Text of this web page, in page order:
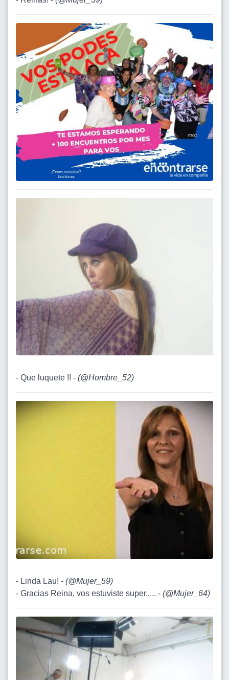
- Que luquete !! - (@Hombre_52)
- Linda Lau! - (@Mujer_59)
- Gracias Reina, vos estuviste super..... - (@Mujer_64)